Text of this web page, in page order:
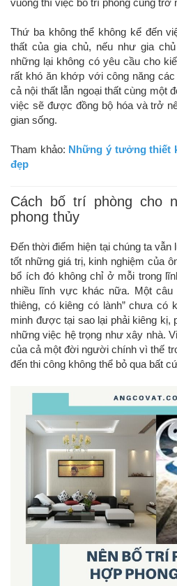
vuông thì việc bố trí phòng cũng trở
Thứ ba không thể không kể đến
thất của gia chủ, nếu như gia
những lại không có yêu cầu cho
rất khó ăn khớp với công năng
cả nội thất lẫn ngoại thất cùng một
việc sẽ được đồng bộ hóa và trở
gian sống.
Tham khảo: Những ý tưởng thiết
đẹp
Cách bố trí phòng cho
phong thủy
Đến thời điểm hiện tại chúng ta vẫn
tốt những giá trị, kinh nghiệm của
bổ ích đó không chỉ ở mỗi trong
nhiều lĩnh vực khác nữa. Một
thiêng, có kiêng có lành” chưa có
minh được tại sao lại phải kiêng kị,
những việc hệ trọng như xây nhà.
của cả một đời người chính vì thế
đến thi công không thể bỏ qua bất